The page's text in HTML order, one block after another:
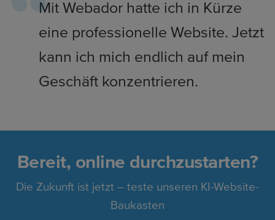
Mit Webador hatte ich in Kürze
eine professionelle Website. Jetzt
kann ich mich endlich auf mein
Geschäft konzentrieren.
Bereit, online durchzustarten?
Die Zukunft ist jetzt – teste unseren KI-Website-
Baukasten